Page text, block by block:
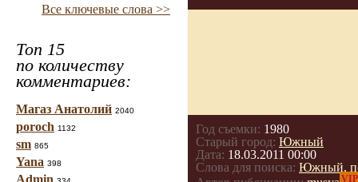
Все ключевые слова >>
Топ 15
по количеству
комментариев:
Магаз Анатолий 2040
poroch 1132
sm 865
Yana 398
Admin
Год съемки: 1980
Старый город: Южный
Дата: 18.03.2011 00:00
Слова для поиска: Южный,
VIP